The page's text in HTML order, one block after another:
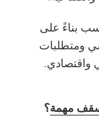
بناءً على
ومتطلبات
واقتصادي.
مهمة؟